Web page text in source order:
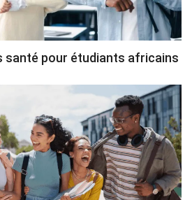
santé pour étudiants africains